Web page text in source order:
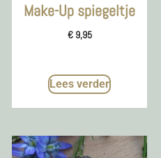
Make-Up spiegeltje
€9,95
Lees verder